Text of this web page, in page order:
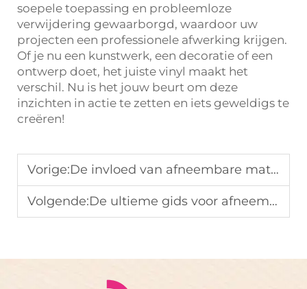
soepele toepassing en probleemloze
verwijdering gewaarborgd, waardoor uw
projecten een professionele afwerking krijgen.
Of je nu een kunstwerk, een decoratie of een
ontwerp doet, het juiste vinyl maakt het
verschil. Nu is het jouw beurt om deze
inzichten in actie te zetten en iets geweldigs te
creëren!
Vorige:De invloed van afneembare matte vinyl op uw marketingstrategie
Volgende:De ultieme gids voor afneembare matte vinyl voor uw voertuig